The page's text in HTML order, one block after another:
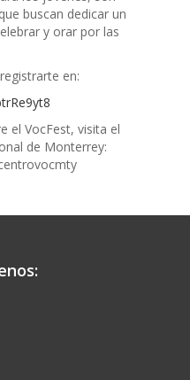
buscan dedicar un
y orar por las
en:
el VocFest, visita el
de Monterrey: